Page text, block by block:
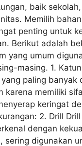
baik
Memilih
penting untuk
Berikut adalah
yang umum
masing. 1.
paling banyak
karena memiliki
keringat
2. Drill
dengan
sering digunakan